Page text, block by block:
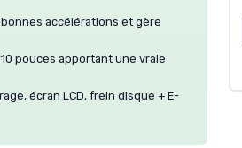
accélérations et gère
pouces apportant une vraie
écran LCD, frein disque + E-